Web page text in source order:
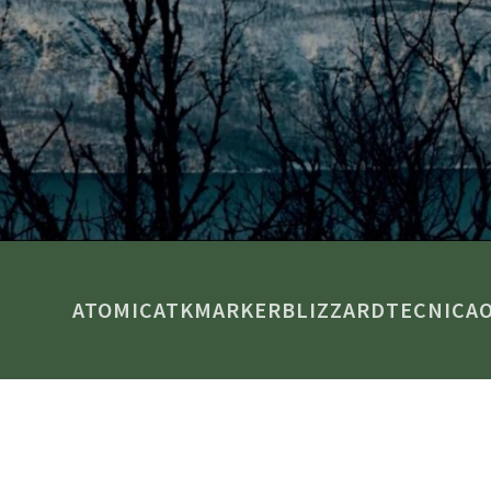
ATOMICATKMARKERBLIZZARDTECNICA